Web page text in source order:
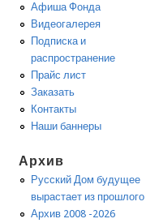
Афиша Фонда
Видеогалерея
Подписка и
распространение
Прайс лист
Заказать
Контакты
Наши баннеры
Архив
Русский Дом будущее
вырастает из прошлого
Архив 2008 -2026